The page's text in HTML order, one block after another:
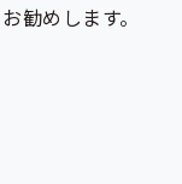
勧めします。